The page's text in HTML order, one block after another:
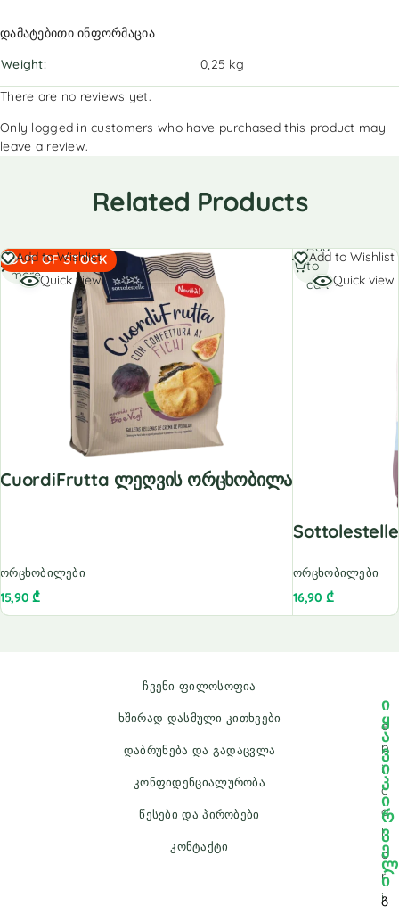
დამატებითი ინფორმაცია
Weight
0,25 kg
There are no reviews yet.
Only logged in customers who have purchased this product may
leave a review.
Related Products
OUT OF STOCK
Add to Wishlist
Quick view
CuordiFrutta Ლეღვის Ორცხობილა
ორცხობილები
15,90₾
Read
more
Add to Wishlist
Quick view
ორცხობილები
16,90 ₾
Add
to
cart
ჩვენი ფილოსოფია
ხშირად დასმული კითხვები
დაბრუნება და გადაცვლა
კონფიდენციალურობა
წესები და პირობები
კონტაქტი
e
p
i
c
a
l
o
r
i
ი
ყ
ა
ვ
ი
პ
ი
რ
ვ
ე
ლ
ი
გ